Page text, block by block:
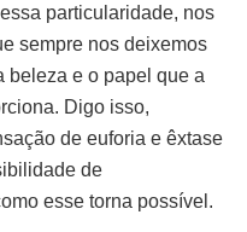
particularidade, nos
sempre nos deixemos
beleza e o papel que a
Digo isso,
de euforia e êxtase
de
esse torna possível.